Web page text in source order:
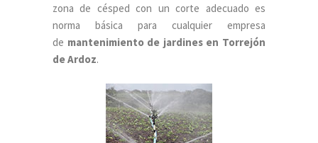
zona de césped con un corte adecuado es
norma básica para cualquier empresa
de mantenimiento de jardines en Torrejón
de Ardoz.